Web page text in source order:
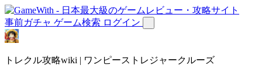
事前ガチャ ゲーム検索 ログイン
トレクル攻略wiki | ワンピーストレジャークルーズ